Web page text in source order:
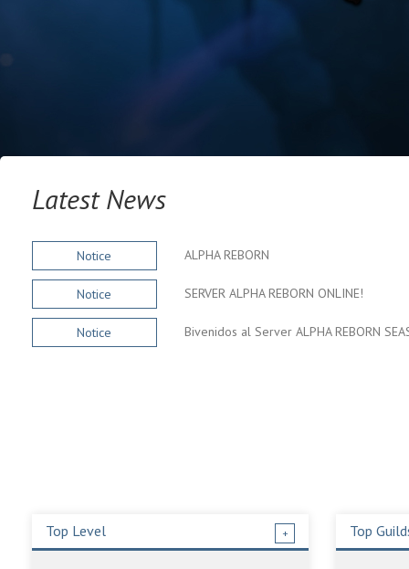
Latest News
Notice ALPHA REBORN
Notice SERVER ALPHA REBORN ONLINE!
Notice
Top Level + Top